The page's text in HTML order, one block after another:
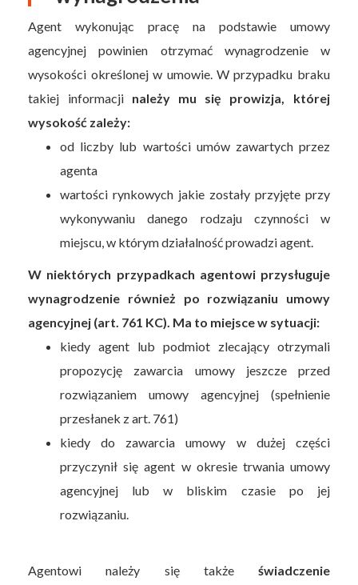
Agent wykonując pracę na podstawie umowy
agencyjnej powinien otrzymać wynagrodzenie w
wysokości określonej w umowie. W przypadku braku
takiej informacji należy mu się prowizja, której
wysokość zależy:
od liczby lub wartości umów zawartych przez
agenta
wartości rynkowych jakie zostały przyjęte przy
wykonywaniu danego rodzaju czynności w
miejscu, w którym działalność prowadzi agent.
W niektórych przypadkach agentowi przysługuje
wynagrodzenie również po rozwiązaniu umowy
agencyjnej (art. 761 KC). Ma to miejsce w sytuacji:
kiedy agent lub podmiot zlecający otrzymali
propozycję zawarcia umowy jeszcze przed
rozwiązaniem umowy agencyjnej (spełnienie
przesłanek z art. 761)
kiedy do zawarcia umowy w dużej części
przyczynił się agent w okresie trwania umowy
agencyjnej lub w bliskim czasie po jej
rozwiązaniu.
Agentowi należy się także świadczenie